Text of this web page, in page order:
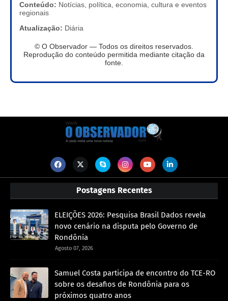
Conteúdo: Notícias, política, economia, cultura e eventos
regionais
Atualização: Diária
© O Observador — Todos os direitos reservados.
Reprodução do conteúdo permitida mediante citação da
fonte.
Postagens Recentes
ELEIÇÕES 2026: Pesquisa Brasil Dados revela
novo cenário na disputa pelo Governo de
Rondônia
Agosto 07, 2026
Samuel Costa participa de encontro do TCE-RO
sobre os desafios de Rondônia para os
próximos quatro anos